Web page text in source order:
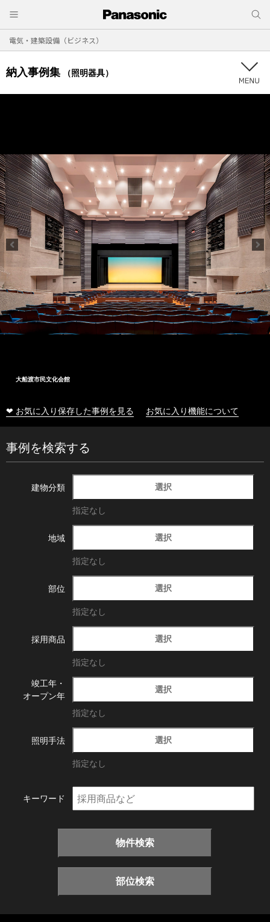
電気・建築設備（ビジネス）
納入事例集 （照明器具）
十和田市総合体育センター
❤ お気に入り保存した事例を見る お気に入り機能について
事例を検索する
建物分類 選択
指定なし
地域 選択
指定なし
部位 選択
指定なし
採用商品 選択
指定なし
竣工年・
オープン年
選択
指定なし
照明手法 選択
指定なし
キーワード
物件検索
部位検索